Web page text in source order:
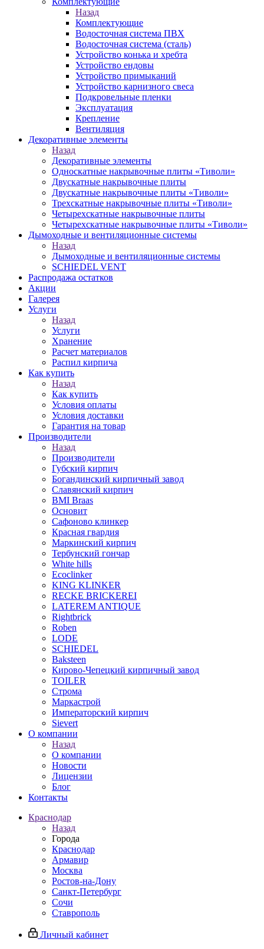
Назад
Комплектующие
Водосточная система ПВХ
Водосточная система (сталь)
Устройство конька и хребта
Устройство ендовы
Устройство примыканий
Устройство карнизного свеса
Подкровельные пленки
Эксплуатация
Крепление
Вентиляция
Декоративные элементы
Назад
Декоративные элементы
Односкатные накрывочные плиты «Тиволи»
Двускатные накрывочные плиты
Двускатные накрывочные плиты «Тиволи»
Трехскатные накрывочные плиты «Тиволи»
Четырехскатные накрывочные плиты
Четырехскатные накрывочные плиты «Тиволи»
Дымоходные и вентиляционные системы
Назад
Дымоходные и вентиляционные системы
SCHIEDEL VENT
Распродажа остатков
Акции
Галерея
Услуги
Назад
Услуги
Хранение
Расчет материалов
Распил кирпича
Как купить
Назад
Как купить
Условия оплаты
Условия доставки
Гарантия на товар
Производители
Назад
Производители
Губский кирпич
Богандинский кирпичный завод
Славянский кирпич
BMI Braas
Основит
Сафоново клинкер
Красная гвардия
Маркинский кирпич
Тербунский гончар
White hills
Ecoclinker
KING KLINKER
RECKE BRICKEREI
LATEREM ANTIQUE
Rightbrick
Roben
LODE
SCHIEDEL
Baksteen
Кирово-Чепецкий кирпичный завод
TOILER
Строма
Маркастрой
Императорский кирпич
Sievert
О компании
Назад
О компании
Новости
Лицензии
Блог
Контакты
Краснодар
Назад
Города
Краснодар
Армавир
Москва
Ростов-на-Дону
Санкт-Петербург
Сочи
Ставрополь
Личный кабинет